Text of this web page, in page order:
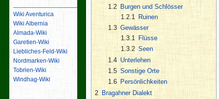
1.2 Burgen und Schlösser
1.2.1
Ruinen
1.3 Gewässer
1.3.1
Flüsse
1.3.2 Seen
1.4 Unterlehen
1.5 Sonstige Orte
1.6
Persönlichkeiten
2 Bragahner Dialekt
Wiki Aventurica
Wiki Albernia
Almada-Wiki
Garetien-Wiki
Liebliches-Feld-Wiki
Nordmarken-Wiki
Tobrien-Wiki
Windhag-Wiki